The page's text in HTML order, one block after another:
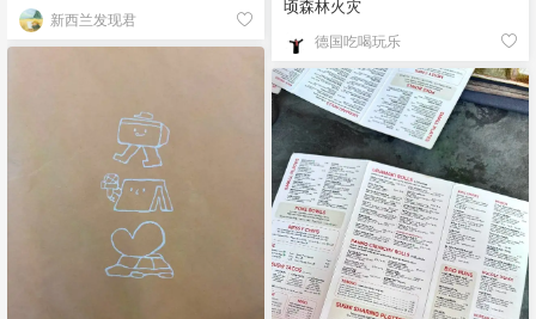
新西兰发现君
顷森林火灾
德国吃喝玩乐